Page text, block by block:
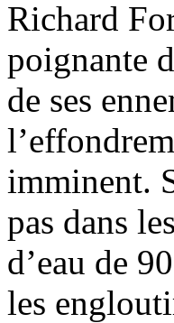
Richard
poignante
de ses
imminent.
pas dans
d’eau de
les